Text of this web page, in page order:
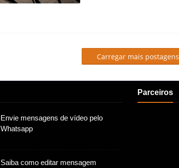
Carregar mais postagens
Envie mensagens de vídeo pelo
Whatsapp
Saiba como editar mensagem
Parceiros